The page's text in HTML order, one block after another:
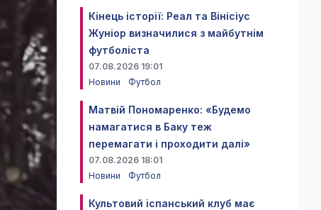
Кінець історії: Реал та Вінісіус
Жуніор визначилися з майбутнім
футболіста
07.08.2026 19:01
Новини
Футбол
Матвій Пономаренко: «Будемо
намагатися в Баку теж
перемагати і проходити далі»
07.08.2026 18:01
Новини
Футбол
Культовий іспанський клуб має